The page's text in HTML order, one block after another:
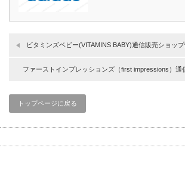
ビタミンズベビー(VITAMINS BABY)通信販売ショッ
ファーストインプレッションズ（first impressions）通
トップページに戻る